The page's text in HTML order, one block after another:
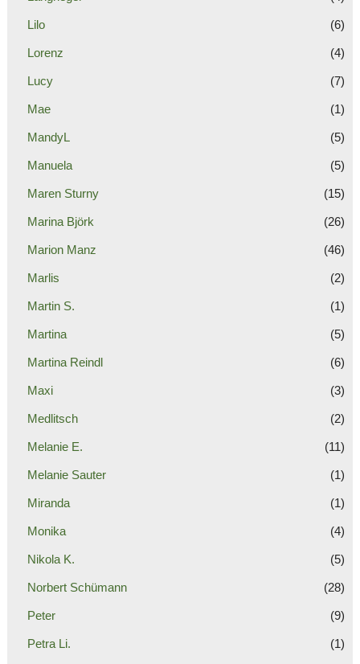
Lilo (6)
Lorenz (4)
Lucy (7)
Mae (1)
MandyL (5)
Manuela (5)
Maren Sturny (15)
Marina Björk (26)
Marion Manz (46)
Marlis (2)
Martin S. (1)
Martina (5)
Martina Reindl (6)
Maxi (3)
Medlitsch (2)
Melanie E. (11)
Melanie Sauter (1)
Miranda (1)
Monika (4)
Nikola K. (5)
Norbert Schümann (28)
Peter (9)
Petra Li. (1)